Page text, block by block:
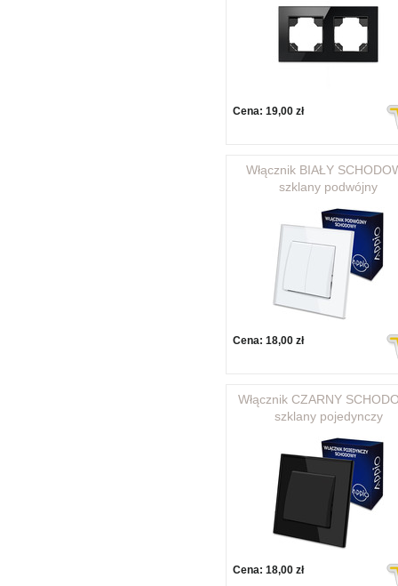
Cena: 19,00 zł
Włącznik BIAŁY
szklany podwójny
Cena: 18,00 zł
Włącznik CZARNY
szklany pojedynczy
Cena: 18,00 zł